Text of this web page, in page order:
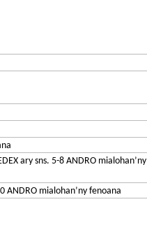
ary sns. 5-8 ANDRO mialohan’ny
ANDRO mialohan’ny fenoana